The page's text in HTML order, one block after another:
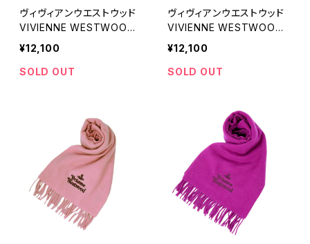
ヴィヴィアンウエストウッド
VIVIENNE WESTWOOD
マフラー ストール オーブロ
ゴ 刺繍 無地 メンズ レディ
ース P410-ANTHRACITE
¥12,100
SOLD OUT
ヴィヴィアンウエストウッド
VIVIENNE WESTWOOD
マフラー ストール オーブロ
ゴ 刺繍 無地 メンズ レディ
ース E401-YELLOW イエ
¥12,100
SOLD OUT